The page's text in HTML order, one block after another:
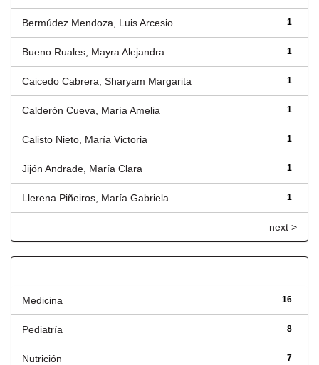
1
Bermúdez Mendoza, Luis Arcesio
1
Bueno Ruales, Mayra Alejandra
1
Caicedo Cabrera, Sharyam Margarita
1
Calderón Cueva, María Amelia
1
Calisto Nieto, María Victoria
1
Jijón Andrade, María Clara
1
Llerena Piñeiros, María Gabriela
next >
16
Medicina
8
Pediatría
7
Nutrición